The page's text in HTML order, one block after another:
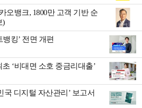
오뱅크, 1800만 고객 기반 순
)
킹’ 전면 개편
‘비대면 소호 중금리대출’
국 디지털 자산관리’ 보고서